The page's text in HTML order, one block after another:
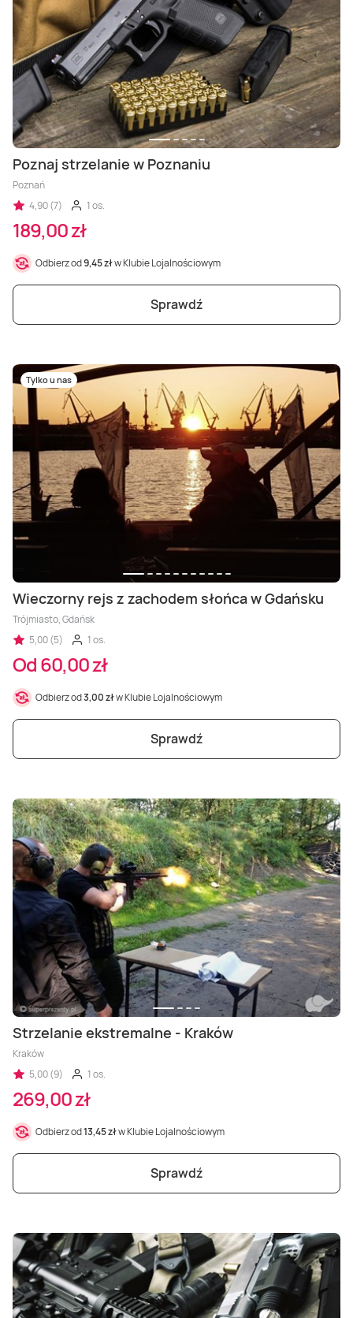
Poznaj strzelanie w Poznaniu
Poznań
4,90 (7)
1 os.
189,00 zł
Odbierz od9,45 złw Klubie Lojalnościowym
Sprawdź
Tylko u nas
Wieczorny rejs z zachodem słońca w Gdańsku
Trójmiasto, Gdańsk
5,00 (5)
1 os.
Od 60,00 zł
Odbierz od3,00 złw Klubie Lojalnościowym
Sprawdź
Strzelanie ekstremalne - Kraków
Kraków
5,00 (9)
1 os.
269,00 zł
Odbierz od13,45 złw Klubie Lojalnościowym
Sprawdź